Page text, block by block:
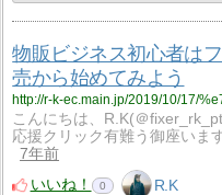
物販ビジネス初心者は
売から始めてみよう
こんにちは、R.K(＠
応援クリック有難う御座いま
7年前
いいね！
0 R.K